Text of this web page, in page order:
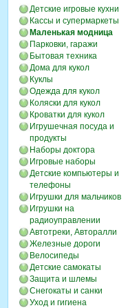
Детские игровые кухни
Кассы и супермаркеты
Маленькая модница
Парковки, гаражи
Бытовая техника
Дома для кукол
Куклы
Одежда для кукол
Коляски для кукол
Кроватки для кукол
Игрушечная посуда и
продукты
Наборы доктора
Игровые наборы
Детские компьютеры и
телефоны
Игрушки для мальчиков
Игрушки на
радиоуправлении
Автотреки, Авторалли
Железные дороги
Велосипеды
Детские самокаты
Защита и шлемы
Снегокаты и санки
Уход и гигиена